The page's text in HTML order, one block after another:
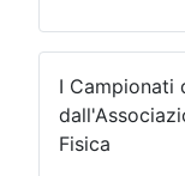
I Campionati
Fisica